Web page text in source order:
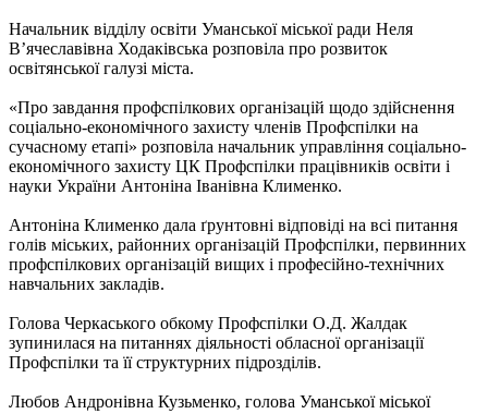
Начальник відділу освіти Уманської міської ради Неля
В’ячеславівна Ходаківська розповіла про розвиток
освітянської галузі міста.
«Про завдання профспілкових організацій щодо здійснення
соціально-економічного захисту членів Профспілки на
сучасному етапі» розповіла начальник управління соціально-
економічного захисту ЦК Профспілки працівників освіти і
науки України Антоніна Іванівна Клименко.
Антоніна Клименко дала ґрунтовні відповіді на всі питання
голів міських, районних організацій Профспілки, первинних
профспілкових організацій вищих і професійно-технічних
навчальних закладів.
Голова Черкаського обкому Профспілки О.Д. Жалдак
зупинилася на питаннях діяльності обласної організації
Профспілки та її структурних підрозділів.
Любов Андронівна Кузьменко, голова Уманської міської